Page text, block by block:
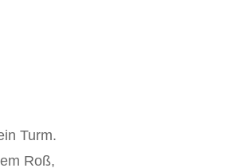
Turm.
Roß,